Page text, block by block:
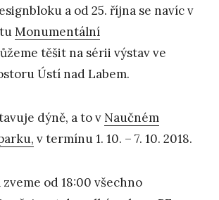
a od 25. října se navíc v
Monumentální
těšit na sérii výstav ve
Ústí nad Labem.
dýně, a to v Naučném
v termínu 1. 10. – 7. 10. 2018.
od 18:00 všechno